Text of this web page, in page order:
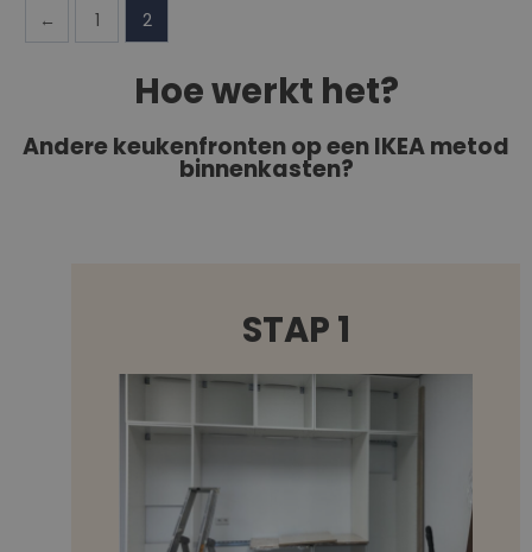
← 1 2
Hoe werkt het?
Andere keukenfronten op een IKEA metod
binnenkasten?
STAP 1